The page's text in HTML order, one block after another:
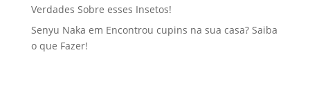
Verdades Sobre esses Insetos!
Senyu Naka em Encontrou cupins na sua casa? Saiba
o que Fazer!